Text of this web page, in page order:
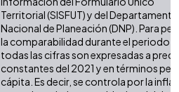
Territorial (SISFUT) y del Departamento
Nacional de Planeación (DNP). Para
la comparabilidad durante el periodo,
todas las cifras son expresadas a
constantes del 2021 y en términos per
cápita. Es decir, se controla por la